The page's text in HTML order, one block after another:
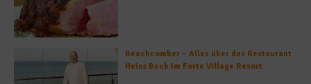
Beachcomber – Alles über das Restaurant
Heinz Beck im Forte Village Resort